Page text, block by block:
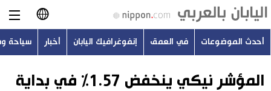
日本語
English
أحدث الموضوعات في العمق إنفوغرافيك اليابان أخبار سياحة
المؤشر نيكي ينخفض 1.57% في بداية